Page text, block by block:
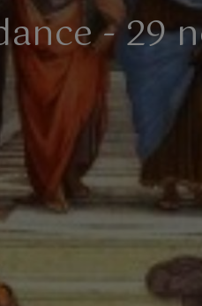
- 29